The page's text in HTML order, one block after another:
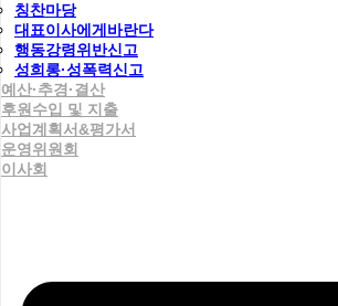
칭찬마당
대표이사에게바란다
행동강령위반신고
성희롱·성폭력신고
예산·추경·결산
후원수입 및 지출
사업계획서&평가서
운영위원회
이사회